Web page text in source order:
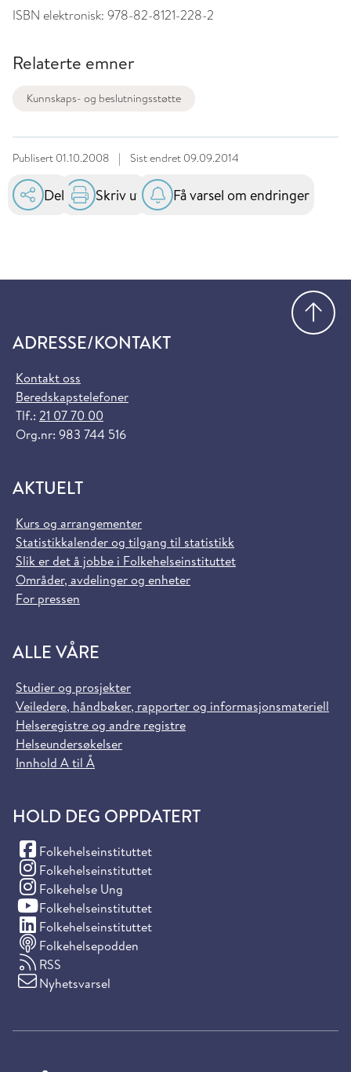
ISBN elektronisk: 978-82-8121-228-2
Relaterte emner
Kunnskaps- og beslutningsstøtte
Publisert 01.10.2008 | Sist endret 09.09.2014
Del Skriv ut Få varsel om endringer
ADRESSE/KONTAKT
Kontakt oss
Beredskapstelefoner
Tlf.: 21 07 70 00
Org.nr: 983 744 516
AKTUELT
Kurs og arrangementer
Statistikkalender og tilgang til statistikk
Slik er det å jobbe i Folkehelseinstituttet
Områder, avdelinger og enheter
For pressen
ALLE VÅRE
Studier og prosjekter
Veiledere, håndbøker, rapporter og informasjonsmateriell
Helseregistre og andre registre
Helseundersøkelser
Innhold A til Å
HOLD DEG OPPDATERT
Folkehelseinstituttet
(Facebook)
Folkehelseinstituttet
(Instagram)
Folkehelse Ung
(Instagram)
Folkehelseinstituttet
(YouTube)
Folkehelseinstituttet
(LinkedIn)
Folkehelsepodden
RSS
Nyhetsvarsel